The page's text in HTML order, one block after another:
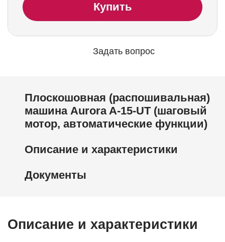
Купить
Задать вопрос
Плоскошовная (распошивальная)
машина Aurora A-15-UT (шаговый
мотор, автоматические функции)
Описание и характеристики
Документы
Описание и характеристики